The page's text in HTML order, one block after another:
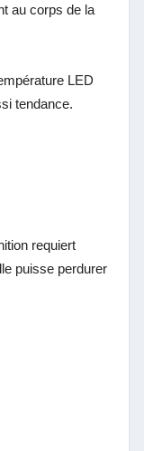
au corps de la
LED
tendance.
requiert
puisse perdurer